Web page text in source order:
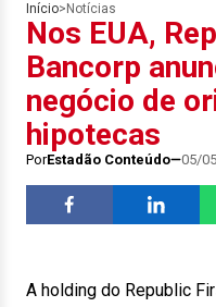
Início> Notícias
Nos EUA,
Bancorp
negócio de
hipotecas
PorEstadão Conteúdo 05/
A holding do Republic